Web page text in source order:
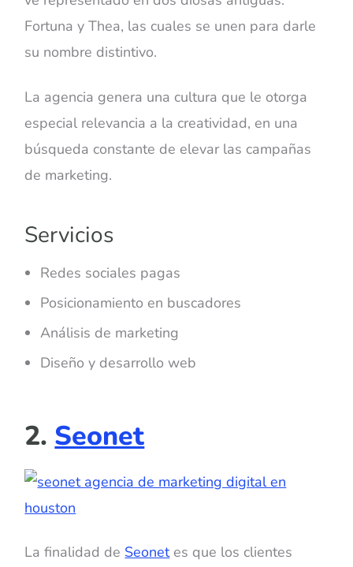
Fortuna y Thea, las cuales se unen para darle
su nombre distintivo.
La agencia genera una cultura que le otorga
especial relevancia a la creatividad, en una
búsqueda constante de elevar las campañas
de marketing.
Servicios
Redes sociales pagas
Posicionamiento en buscadores
Análisis de marketing
Diseño y desarrollo web
2. Seonet
La finalidad de Seonetes que los clientes